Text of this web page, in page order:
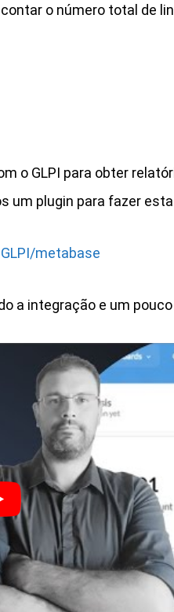
o número total de
o GLPI para obter
um plugin para fazer
metabase
a integração e um